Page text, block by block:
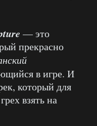
— это
прекрасно
в игре. И
который для
взять на